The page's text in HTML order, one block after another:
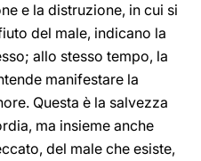
e la distruzione, in cui si
del male, indicano la
allo stesso tempo, la
manifestare la
Questa è la salvezza
ma insieme anche
del male che esiste,